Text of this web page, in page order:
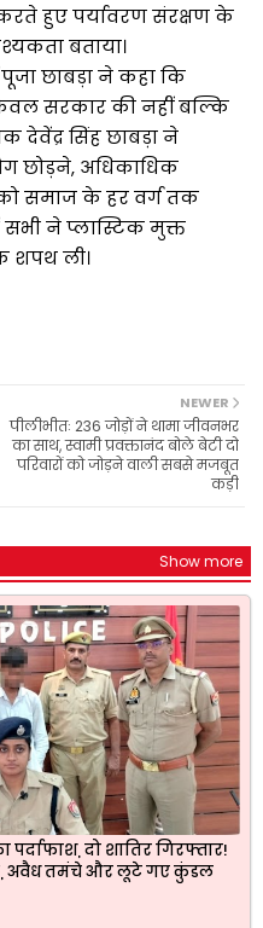
हुए पर्यावरण संरक्षण के
बताया।
छाबड़ा ने कहा कि
सरकार की नहीं बल्कि
देवेंद्र सिंह छाबड़ा ने
छोड़ने, अधिकाधिक
समाज के हर वर्ग तक
ने प्लास्टिक मुक्त
शपथ ली।
NEWER
पीलीभीतः 236 जोड़ों ने थामा जीवनभर
का साथ, स्वामी प्रवक्तानंद बोले बेटी दो
परिवारों को जोड़ने वाली सबसे मजबूत
कड़ी
Show more
दो शातिर गिरफ्तार!
अवैध तमंचे और लूटे गए कुंडल